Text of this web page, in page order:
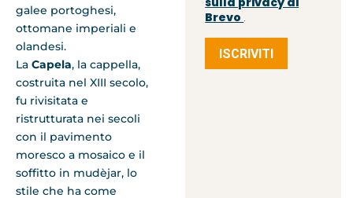
galee portoghesi,
ottomane imperiali e
olandesi.
La Capela, la cappella,
costruita nel XIII secolo,
fu rivisitata e
ristrutturata nei secoli
con il pavimento
moresco a mosaico e il
soffitto in mudèjar, lo
stile che ha come
Brevo .
ISCRIVITI